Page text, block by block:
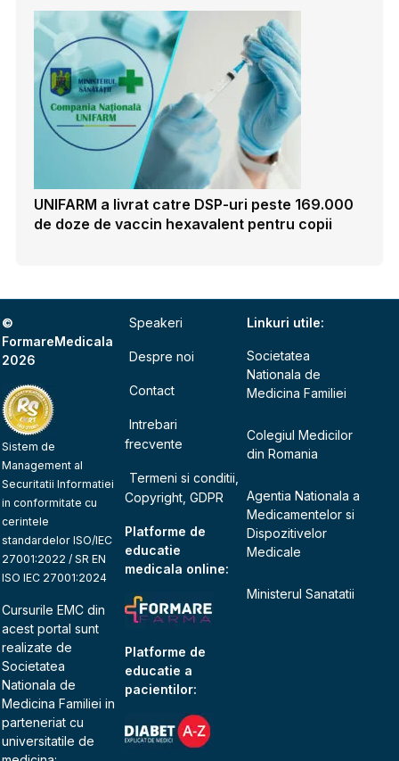
UNIFARM a livrat catre DSP-uri peste 169.000
de doze de vaccin hexavalent pentru copii
©
FormareMedicala
2026
Sistem de
Management al
Securitatii Informatiei
in conformitate cu
cerintele
standardelor ISO/IEC
27001:2022 / SR EN
ISO IEC 27001:2024
Cursurile EMC din
acest portal sunt
realizate de
Societatea
Nationala de
Medicina Familiei in
parteneriat cu
universitatile de
Speakeri
Despre noi
Contact
Intrebari
frecvente
Termeni si conditii,
Copyright, GDPR
Platforme de
educatie
medicala online:
Platforme de
educatie a
pacientilor:
Linkuri utile:
Societatea
Nationala de
Medicina Familiei
Colegiul Medicilor
din Romania
Agentia Nationala a
Medicamentelor si
Dispozitivelor
Medicale
Ministerul Sanatatii